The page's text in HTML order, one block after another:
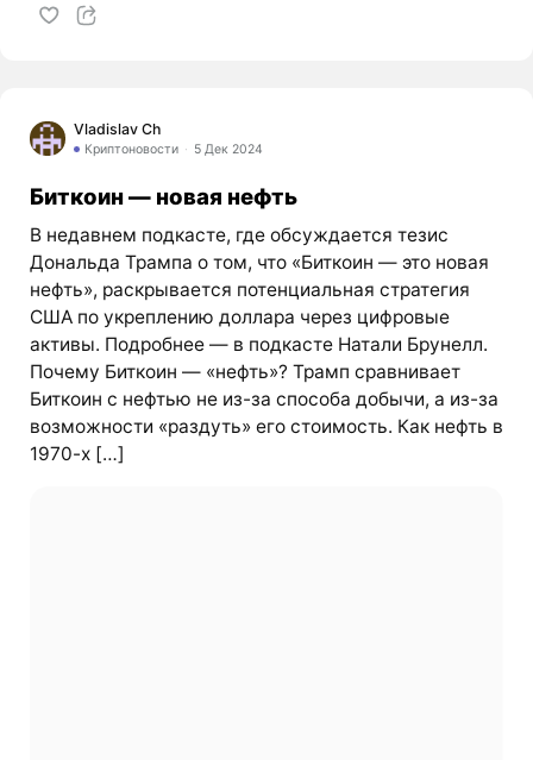
Vladislav Ch
Криптоновости 5 Дек 2024
Биткоин — новая нефть
В недавнем подкасте, где обсуждается тезис
Дональда Трампа о том, что «Биткоин — это новая
нефть», раскрывается потенциальная стратегия
США по укреплению доллара через цифровые
активы. Подробнее — в подкасте Натали Брунелл.
Почему Биткоин — «нефть»? Трамп сравнивает
Биткоин с нефтью не из-за способа добычи, а из-за
возможности «раздуть» его стоимость. Как нефть в
1970-х […]